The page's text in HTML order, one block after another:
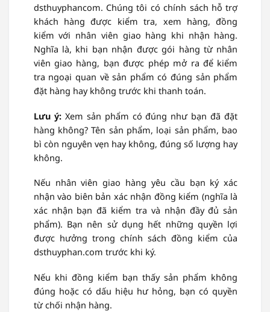
dsthuyphancom. Chúng tôi có chính sách hỗ trợ
khách hàng được kiểm tra, xem hàng, đồng
kiểm với nhân viên giao hàng khi nhận hàng.
Nghĩa là, khi bạn nhận được gói hàng từ nhân
viên giao hàng, bạn được phép mở ra để kiểm
tra ngoại quan về sản phẩm có đúng sản phẩm
đặt hàng hay không trước khi thanh toán.
Lưu ý:Xem sản phẩm có đúng như bạn đã đặt
hàng không? Tên sản phẩm, loại sản phẩm, bao
bì còn nguyên vẹn hay không, đúng số lượng hay
không.
Nếu nhân viên giao hàng yêu cầu bạn ký xác
nhận vào biên bản xác nhận đồng kiểm (nghĩa là
xác nhận bạn đã kiểm tra và nhận đầy đủ sản
phẩm). Bạn nên sử dụng hết những quyền lợi
được hưởng trong chính sách đồng kiểm của
dsthuyphan.com trước khi ký.
Nếu khi đồng kiểm bạn thấy sản phẩm không
đúng hoặc có dấu hiệu hư hỏng, bạn có quyền
từ chối nhận hàng.